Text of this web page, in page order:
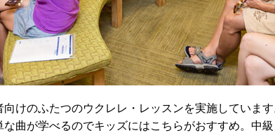
けのふたつのウクレレ・レッスンを実施していま
曲が学べるのでキッズにはこちらがおすすめ。中